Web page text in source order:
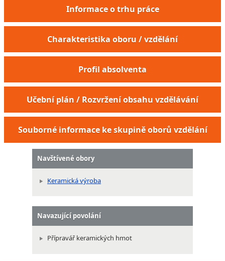
Informace o trhu práce
Charakteristika oboru / vzdělání
Profil absolventa
Učební plán / Rozvržení obsahu vzdělávání
Souborné informace ke skupině oborů vzdělání
Navštívené obory
Keramická výroba
Navazující povolání
Přípravář keramických hmot